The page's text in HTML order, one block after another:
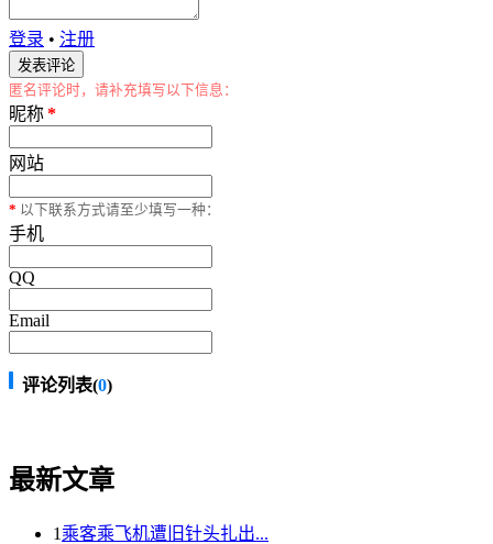
登录 • 注册
匿名评论时，请补充填写以下信息：
昵称*
网站
* 以下联系方式请至少填写一种：
手机
QQ
Email
评论列表(0)
最新文章
1 乘客乘飞机遭旧针头扎出...